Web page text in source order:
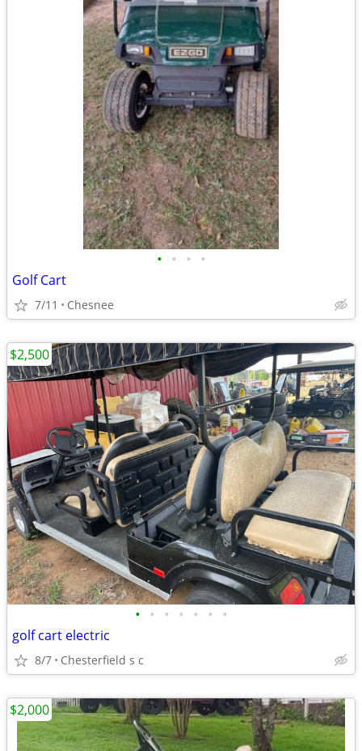
• • • •
Golf Cart
7/11 Chesnee
• • • • • • •
golf cart electric
8/7 Chesterfield s c
$2,500
$2,000